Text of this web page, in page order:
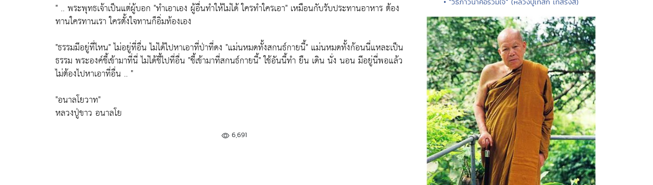
" .. พระพุทธเจ้าเป็นแต่ผู้บอก "ทำเอาเอง ผู้อื่นทำให้ไม่ได้ ใครทำใครเอา" เหมือนกับรับประทานอาหาร ต้อง
ทานใครทานเรา ใครตั้งใจทานก็อิ่มท้องเอง
"ธรรมมีอยู่ที่ไหน"ไม่อยู่ที่อื่น ไม่ได้ไปหาเอาที่ป่าที่ดง "แม่นหมดทั้งสกนธ์กายนี้" แม่นหมดทั้งก้อนนี่แหละเป็น
ธรรม พระองค์ชี้เข้ามาที่นี่ ไม่ได้ชี้ไปที่อื่น "ชี้เข้ามาที่สกนธ์กายนี้"ใช้อันนี้ทำ ยืน เดิน นั่ง นอน มีอยู่นี่พอแล้ว
ไม่ต้องไปหาเอาที่อื่น .. "
"อนาลโยวาท"
หลวงปู่ขาว อนาลโย
6,691